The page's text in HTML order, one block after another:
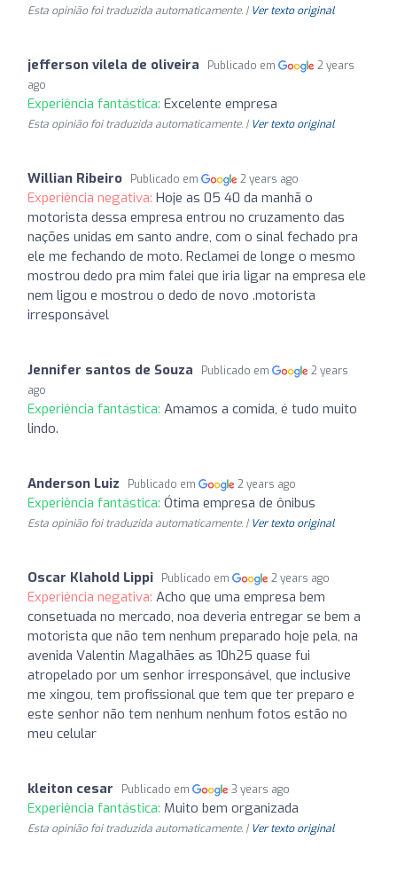
Esta opinião foi traduzida automaticamente. | Ver texto original
jefferson vilela de oliveira Publicado em
2 years
ago
Experiência fantástica: Excelente empresa
Esta opinião foi traduzida automaticamente. | Ver texto original
Willian Ribeiro Publicado em 2 years ago
Experiência negativa: Hoje as 05 40 da manhã o
motorista dessa empresa entrou no cruzamento das
nações unidas em santo andre, com o sinal fechado pra
ele me fechando de moto. Reclamei de longe o mesmo
mostrou dedo pra mim falei que iria ligar na empresa ele
nem ligou e mostrou o dedo de novo .motorista
irresponsável
Jennifer santos de Souza Publicado em
2 years
ago
Experiência fantástica: Amamos a comida, é tudo muito
lindo.
Anderson Luiz Publicado em 2 years ago
Experiência fantástica: Ótima empresa de ônibus
Esta opinião foi traduzida automaticamente. | Ver texto original
Oscar Klahold Lippi Publicado em 2 years ago
Experiência negativa: Acho que uma empresa bem
consetuada no mercado, noa deveria entregar se bem a
motorista que não tem nenhum preparado hoje pela, na
avenida Valentin Magalhães as 10h25 quase fui
atropelado por um senhor irresponsável, que inclusive
me xingou, tem profissional que tem que ter preparo e
este senhor não tem nenhum nenhum fotos estão no
meu celular
kleiton cesar Publicado em 3 years ago
Experiência fantástica: Muito bem organizada
Esta opinião foi traduzida automaticamente. | Ver texto original